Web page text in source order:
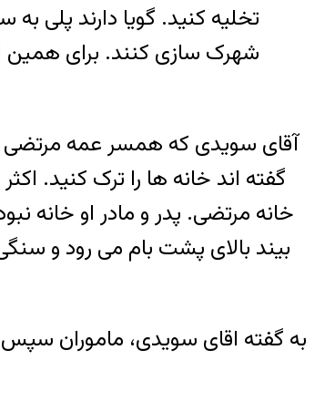
تخلیه کنید. گویا دارند پلی
شهرک سازی کنند. برای همین
آقای سویدی که همسر عمه مرتضی
خانه مرتضی. پدر و مادر او خانه
بیند بالای پشت بام می رود و
به گفته اقای سویدی، ماموران سپس